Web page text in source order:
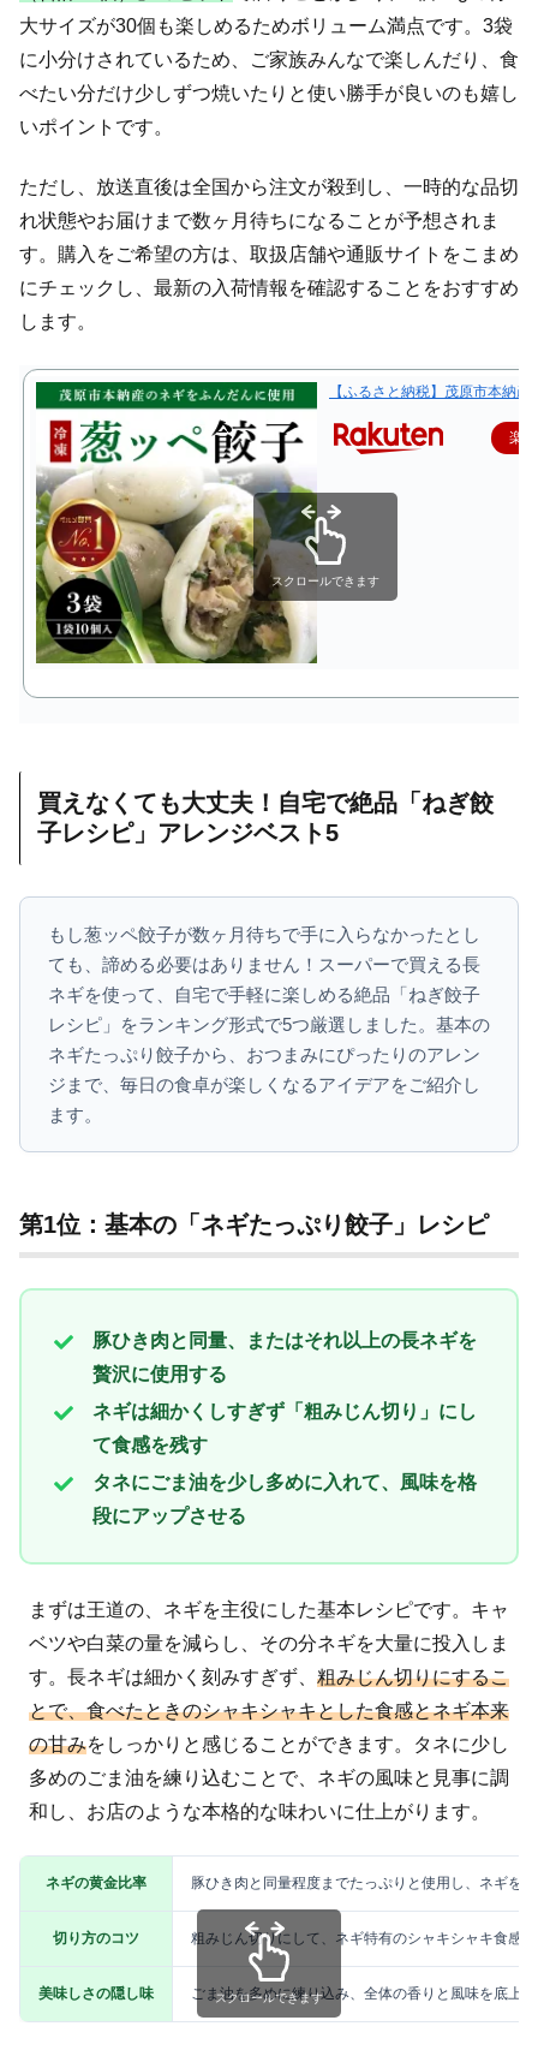
大サイズが30個も楽しめるためボリューム満点です。3袋
に小分けされているため、ご家族みんなで楽しんだり、食
べたい分だけ少しずつ焼いたりと使い勝手が良いのも嬉し
いポイントです。
ただし、放送直後は全国から注文が殺到し、一時的な品切
れ状態やお届けまで数ヶ月待ちになることが予想されま
す。購入をご希望の方は、取扱店舗や通販サイトをこまめ
にチェックし、最新の入荷情報を確認することをおすすめ
します。
【ふるさと納税】茂原市本納
楽
スクロールできます
買えなくても大丈夫！自宅で絶品「ねぎ餃
子レシピ」アレンジベスト5
もし葱ッペ餃子が数ヶ月待ちで手に入らなかったとし
ても、諦める必要はありません！スーパーで買える長
ネギを使って、自宅で手軽に楽しめる絶品「ねぎ餃子
レシピ」をランキング形式で5つ厳選しました。基本の
ネギたっぷり餃子から、おつまみにぴったりのアレン
ジまで、毎日の食卓が楽しくなるアイデアをご紹介し
ます。
第1位：基本の「ネギたっぷり餃子」レシピ
豚ひき肉と同量、またはそれ以上の長ネギを
贅沢に使用する
ネギは細かくしすぎず「粗みじん切り」にし
て食感を残す
タネにごま油を少し多めに入れて、風味を格
段にアップさせる
まずは王道の、ネギを主役にした基本レシピです。キャ
ベツや白菜の量を減らし、その分ネギを大量に投入しま
す。長ネギは細かく刻みすぎず、 粗みじん切りにするこ
とで、食べたときのシャキシャキとした食感とネギ本来
の甘みをしっかりと感じることができます。タネに少し
多めのごま油を練り込むことで、ネギの風味と見事に調
和し、お店のような本格的な味わいに仕上がります。
ネギの黄金比率 豚ひき肉と同量程度までたっぷりと使用し、ネギを
切り方のコツ 粗みじん切りにして、ネギ特有のシャキシャキ食感
美味しさの隠し味 ごま油を多めに練り込み、全体の香りと風味を底上
スクロールできます